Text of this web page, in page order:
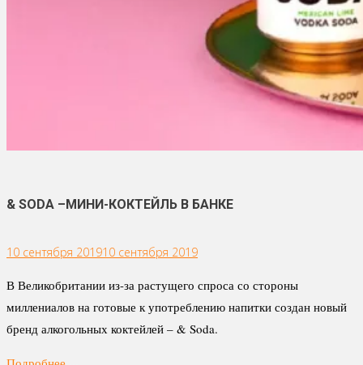
& SODA –МИНИ-КОКТЕЙЛЬ В БАНКЕ
10 сентября 201910 сентября 2019
В Великобритании из-за растущего спроса со стороны
миллениалов на готовые к употреблению напитки создан новый
бренд алкогольных коктейлей – & Soda.